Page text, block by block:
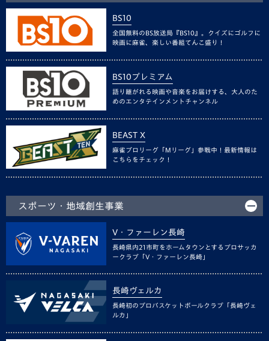
BS10
全国無料のBS放送局『BS10』。クイズにゴルフに
映画に麻雀、楽しい番組てんこ盛り！
BS10プレミアム
語り継がれる映画や音楽をお届けする、大人のた
めのエンタテインメントチャンネル
BEAST X
麻雀プロリーグ「Mリーグ」参戦中！最新情報は
こちらをチェック！
スポーツ・地域創生事業
V・ファーレン長崎
長崎県内21市町をホームタウンとするプロサッカ
ークラブ「V・ファーレン長崎」
長崎ヴェルカ
長崎初のプロバスケットボールクラブ「長崎ヴェ
ルカ」